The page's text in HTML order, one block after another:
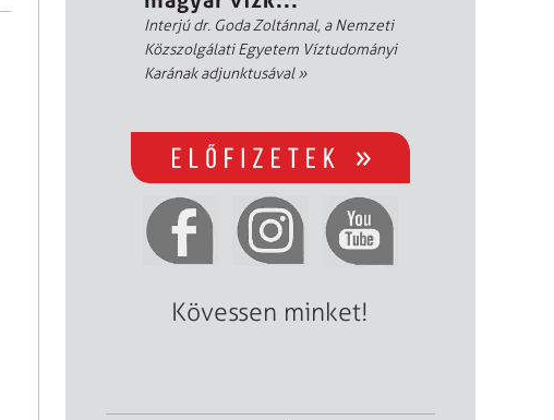
Interjú dr. Goda Zoltánnal, a Nemzeti
Közszolgálati Egyetem Víztudományi
Karának adjunktusával»
Kövessen minket!